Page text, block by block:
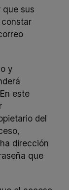
que sus
y
este
del
dirección
que